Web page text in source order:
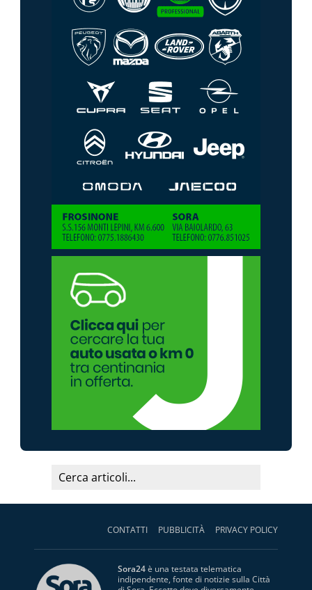
CONTATTI PUBBLICITÀ PRIVACY POLICY
Sora24è una testata telematica
indipendente, fonte di notizie sulla Città